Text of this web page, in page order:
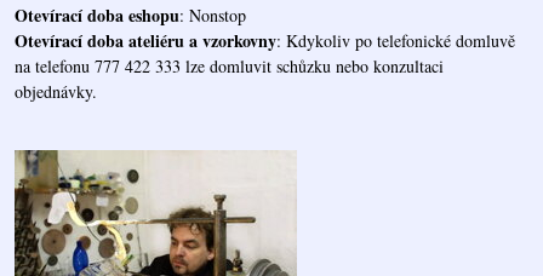
Otevírací doba eshopu: Nonstop
Otevírací doba ateliéru a vzorkovny: Kdykoliv po telefonické domluvě
na telefonu 777 422 333 lze domluvit schůzku nebo konzultaci
objednávky.